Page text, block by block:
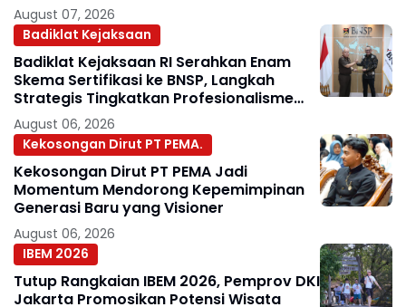
August 07, 2026
Badiklat Kejaksaan
Badiklat Kejaksaan RI Serahkan Enam
Skema Sertifikasi ke BNSP, Langkah
Strategis Tingkatkan Profesionalisme
Jaksa
August 06, 2026
Kekosongan Dirut PT PEMA.
Kekosongan Dirut PT PEMA Jadi
Momentum Mendorong Kepemimpinan
Generasi Baru yang Visioner
August 06, 2026
IBEM 2026
Tutup Rangkaian IBEM 2026, Pemprov DKI
Jakarta Promosikan Potensi Wisata